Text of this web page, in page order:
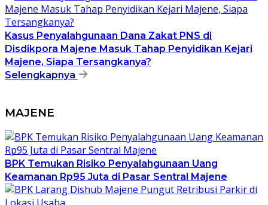
Kasus Penyalahgunaan Dana Zakat PNS di
Disdikpora Majene Masuk Tahap Penyidikan Kejari
Majene, Siapa Tersangkanya?
Selengkapnya
MAJENE
BPK Temukan Risiko Penyalahgunaan Uang
Keamanan Rp95 Juta di Pasar Sentral Majene